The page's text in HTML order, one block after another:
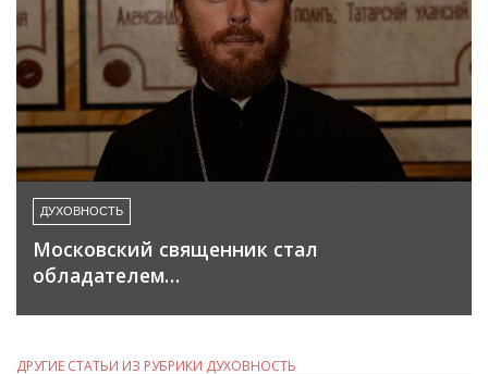
ДУХОВНОСТЬ
Московский священник стал
обладателем…
ДРУГИЕ СТАТЬИ ИЗ РУБРИКИ ДУХОВНОСТЬ